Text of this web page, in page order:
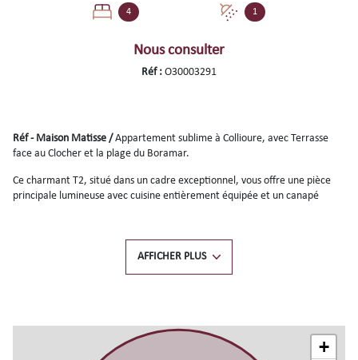
4 1
Nous consulter
Réf : O30003291
Réf - Maison Matisse /Appartement sublime à Collioure, avec Terrasse
face au Clocher et la plage du Boramar.
Ce charmant T2, situé dans un cadre exceptionnel, vous offre une pièce
principale lumineuse avec cuisine entièrement équipée et un canapé
Pour votre confort l'appartement bénéficie de la climatisation.
Linge de lit et serviettes de toilette INCLUS dans la location. Nos amis les
animaux ne sont pas autorisés merci de votre compréhension
AFFICHER PLUS
+